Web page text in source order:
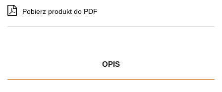
Pobierz produkt do PDF
OPIS